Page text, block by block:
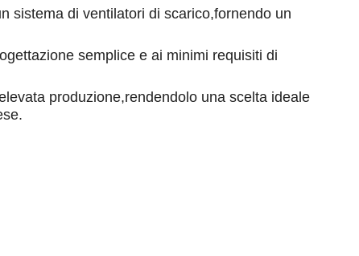
sistema di ventilatori di scarico,fornendo un
semplice e ai minimi requisiti di
produzione,rendendolo una scelta ideale